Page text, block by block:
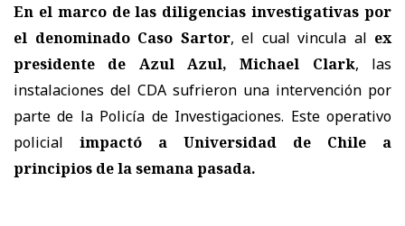
En el marco de las diligencias investigativas por
el denominado Caso Sartor, el cual vincula al ex
presidente de Azul Azul, Michael Clark, las
instalaciones del CDA sufrieron una intervención por
parte de la Policía de Investigaciones. Este operativo
policial impactó a Universidad de Chile a
principios de la semana pasada.